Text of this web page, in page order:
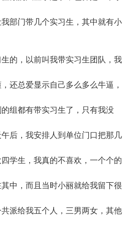
部门带几个实习生，其中就有小
，以前叫我带实习生团队，我
还总爱显示自己多么多么牛逼，
组都有带实习生了，只有我没
后，我安排人到单位门口把那几
学生，我真的不喜欢，一个个的
中，而且当时小丽就给我留下很
派给我五个人，三男两女，其他